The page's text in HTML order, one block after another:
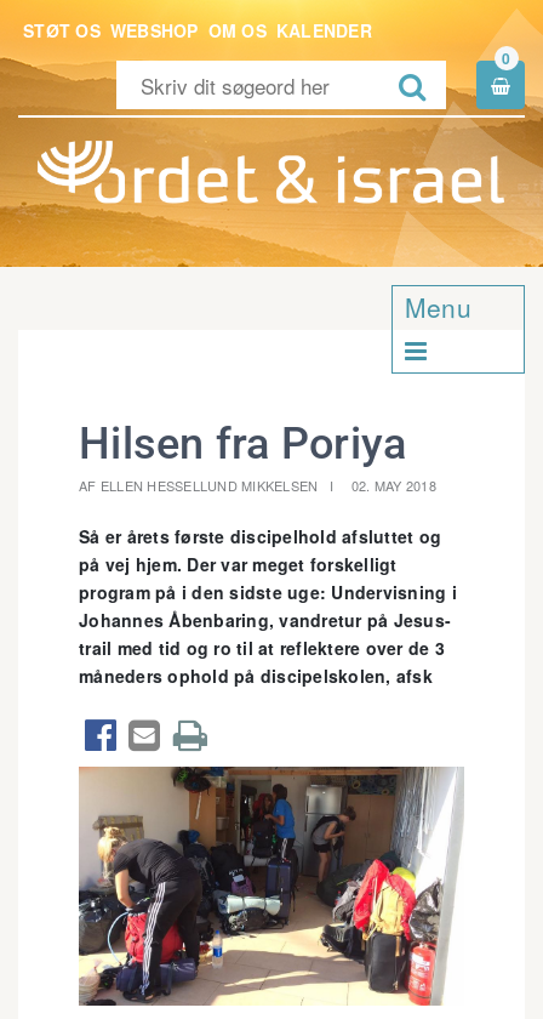
STØT OS WEBSHOP OM OS KALENDER

0

Menu

Hilsen fra Poriya
AF ELLEN HESSELLUND MIKKELSEN 02. MAY 2018
Så er årets første discipelhold afsluttet og
på vej hjem. Der var meget forskelligt
program på i den sidste uge: Undervisning i
Johannes Åbenbaring, vandretur på Jesus-
trail med tid og ro til at reflektere over de 3
måneders ophold på discipelskolen, afsk
  